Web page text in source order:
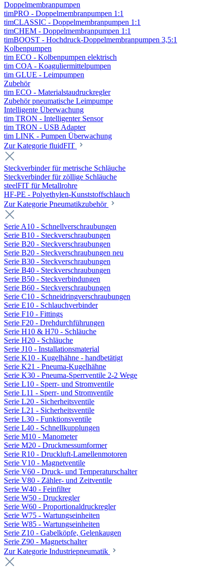
Doppelmembranpumpen
timPRO - Doppelmembranpumpen 1:1
timCLASSIC - Doppelmembranpumpen 1:1
timCHEM - Doppelmembranpumpen 1:1
timBOOST - Hochdruck-Doppelmembranpumpen 3,5:1
Kolbenpumpen
tim ECO - Kolbenpumpen elektrisch
tim COA - Koaguliermittelpumpen
tim GLUE - Leimpumpen
Zubehör
tim ECO - Materialstaudruckregler
Zubehör pneumatische Leimpumpe
Intelligente Überwachung
tim TRON - Intelligenter Sensor
tim TRON - USB Adapter
tim LINK - Pumpen Überwachung
Zur Kategorie fluidFIT
Steckverbinder für metrische Schläuche
Steckverbinder für zöllige Schläuche
steelFIT für Metallrohre
HF-PE - Polyethylen-Kunststoffschlauch
Zur Kategorie Pneumatikzubehör
Serie A10 - Schnellverschraubungen
Serie B10 - Steckverschraubungen
Serie B20 - Steckverschraubungen
Serie B20 - Steckverschraubungen neu
Serie B30 - Steckverschraubungen
Serie B40 - Steckverschraubungen
Serie B50 - Steckverbindungen
Serie B60 - Steckverschraubungen
Serie C10 - Schneidringverschraubungen
Serie E10 - Schlauchverbinder
Serie F10 - Fittings
Serie F20 - Drehdurchführungen
Serie H10 & H70 - Schläuche
Serie H20 - Schläuche
Serie J10 - Installationsmaterial
Serie K10 - Kugelhähne - handbetätigt
Serie K21 - Pneuma-Kugelhähne
Serie K30 - Pneuma-Sperrventile 2-2 Wege
Serie L10 - Sperr- und Stromventile
Serie L11 - Sperr- und Stromventile
Serie L20 - Sicherheitsventile
Serie L21 - Sicherheitsventile
Serie L30 - Funktionsventile
Serie L40 - Schnellkupplungen
Serie M10 - Manometer
Serie M20 - Druckmessumformer
Serie R10 - Druckluft-Lamellenmotoren
Serie V10 - Magnetventile
Serie V60 - Druck- und Temperaturschalter
Serie V80 - Zähler- und Zeitventile
Serie W40 - Feinfilter
Serie W50 - Druckregler
Serie W60 - Proportionaldruckregler
Serie W75 - Wartungseinheiten
Serie W85 - Wartungseinheiten
Serie Z10 - Gabelköpfe, Gelenkaugen
Serie Z90 - Magnetschalter
Zur Kategorie Industriepneumatik